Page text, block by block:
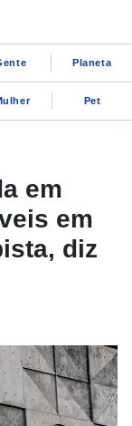
Planeta
Pet
em
em
diz